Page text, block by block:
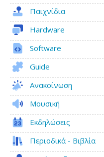
Παιχνίδια
Hardware
Software
Guide
Ανακοίνωση
Μουσική
Εκδηλώσεις
Περιοδικά - Βιβλία